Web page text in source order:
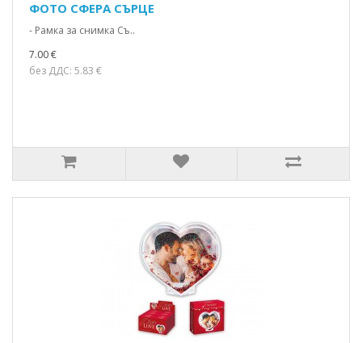
ФОТО СФЕРА СЪРЦЕ
- Рамка за снимка Съ..
7.00 €
без ДДС: 5.83 €